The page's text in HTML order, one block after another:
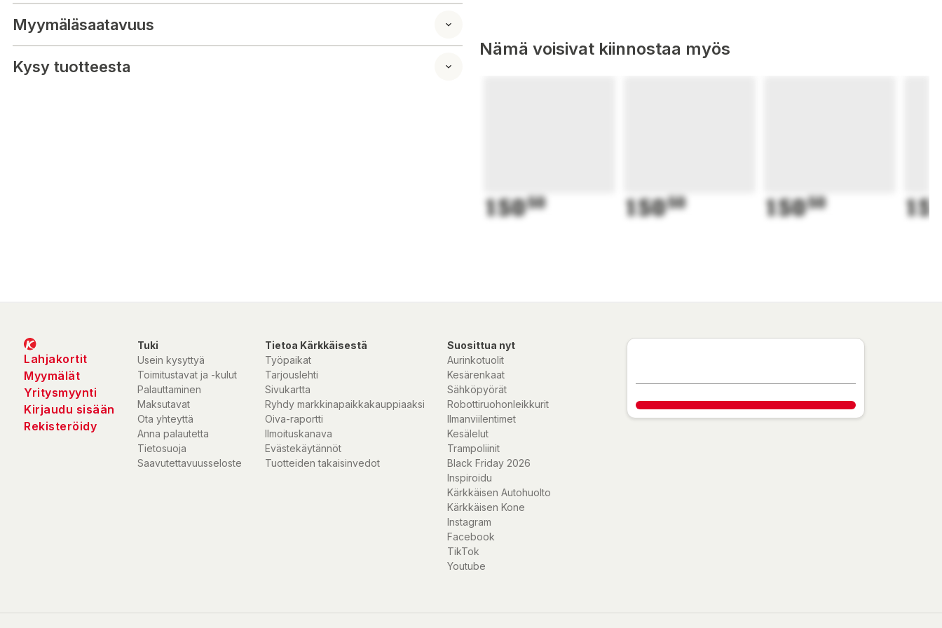
● 484 volymer
● Åldersrekommendation: 4-99
Myymäläsaatavuus
Kysy tuotteesta
Nämä voisivat kiinnostaa myös
15050 15050 15050
Lahjakortit
Myymälät
Yritysmyynti
Kirjaudu sisään
Rekisteröidy
Tuki
Usein kysyttyä
Toimitustavat ja -kulut
Palauttaminen
Maksutavat
Ota yhteyttä
Anna palautetta
Tietosuoja
Saavutettavuusseloste
Tietoa Kärkkäisestä
Työpaikat
Tarjouslehti
Sivukartta
Ryhdy markkinapaikkakauppiaaksi
Oiva-raportti
Ilmoituskanava
Evästekäytännöt
Tuotteiden takaisinvedot
Suosittua nyt
Aurinkotuolit
Kesärenkaat
Sähköpyörät
Robottiruohonleikkurit
Ilmanviilentimet
Kesälelut
Trampoliinit
Black Friday 2026
Inspiroidu
Kärkkäisen Autohuolto
Kärkkäisen Kone
Instagram
Facebook
TikTok
Youtube